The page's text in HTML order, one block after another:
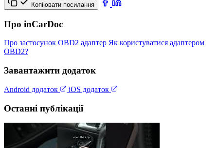
Копіювати посилання
Про inCarDoc
Про застосунок OBD2 адаптер Як користуватися адаптером
OBD2?
Завантажити додаток
Android додаток iOS додаток
Останні публікації